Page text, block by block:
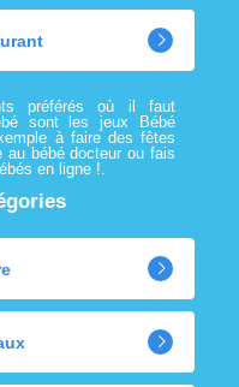
préférés où il faut
sont les jeux Bébé
à faire des fêtes
au bébé docteur ou fais
en ligne !.